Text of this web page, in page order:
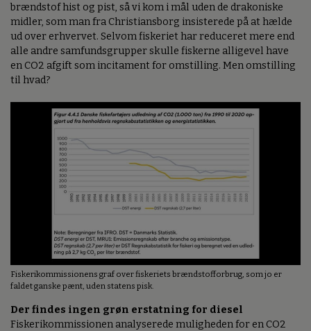
brændstof hist og pist, så vi kom i mål uden de drakoniske
midler, som man fra Christiansborg insisterede på at hælde
ud over erhvervet. Selvom fiskeriet har reduceret mere end
alle andre samfundsgrupper skulle fiskerne alligevel have
en CO2 afgift som incitament for omstilling. Men omstilling
til hvad?
Fiskerikommissionens graf over fiskeriets brændstofforbrug, som jo er
faldet ganske pænt, uden statens pisk.
Der findes ingen grøn erstatning for diesel
Fiskerikommissionen analyserede muligheden for en CO2